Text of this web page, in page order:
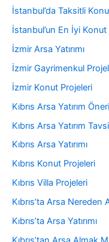
İstanbul’da Taksitli
İstanbul’un En İyi Konut
İzmir Arsa Yatırımı
İzmir Gayrimenkul
İzmir Konut Projeleri
Kıbrıs Arsa Yatırım
Kıbrıs Arsa Yatırım
Kıbrıs Arsa Yatırımı
Kıbrıs Konut Projeleri
Kıbrıs Villa Projeleri
Kıbrıs’ta Arsa Nereden
Kıbrıs’ta Arsa Yatırımı